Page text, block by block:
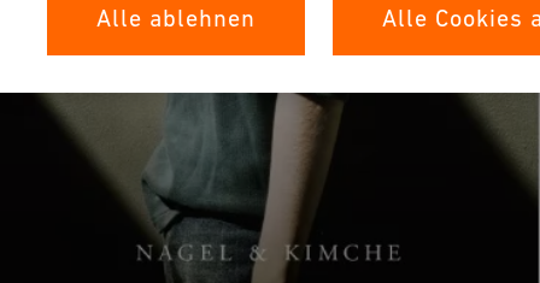
Alle ablehnen Alle Cookies